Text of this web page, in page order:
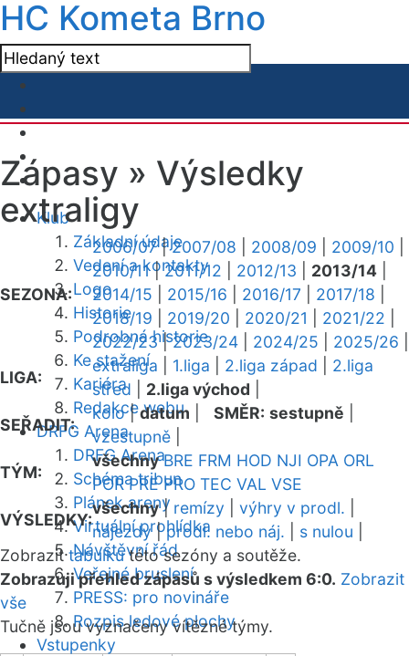
HC Kometa Brno
Klub
Základní údaje
Vedení a kontakty
Logo
Historie
Podrobná historie
Ke stažení
Kariéra
Redakce webu
DRFG Arena
DRFG Arena
Schéma tribun
Plánek areny
Virtuální prohlídka
Návštěvní řád
Veřejné bruslení
PRESS: pro novináře
Rozpis ledové plochy
Vstupenky
Zápasy » Výsledky
extraligy
SEZONA:
2006/07|2007/08 2008/09 2009/10
2010/11|2011/12 2012/13 2013/14
2014/15
2015/16 2016/17 2017/18
2018/19
2019/20 2020/21 2021/22
2022/23|2023/24 2024/25 2025/26
LIGA:
extraliga 1.liga 2.liga západ
2.liga
střed
2.liga východ
SEŘADIT:
kolo|datum SMĚR: sestupně
vzestupně
TÝM:
všechny BRE FRM HOD NJI OPA ORL
POR PRE PRO TEC VAL VSE
VÝSLEDKY:
všechny| remízy výhry v prodl.
nájezdy|prodl. nebo náj. s nulou
Zobrazittabulkutéto sezóny a soutěže.
Zobrazuji přehled zápasů s výsledkem 6:0. Zobrazit
vše
Tučně jsou vyznačeny vítězné týmy.